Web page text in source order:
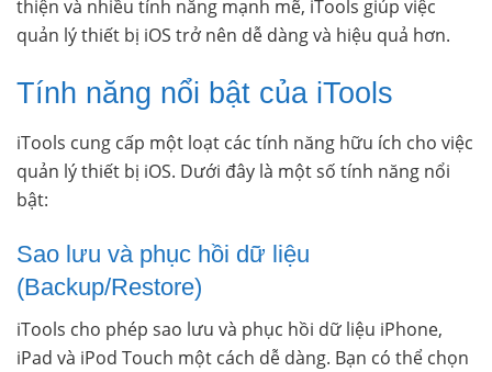
thiện và nhiều tính năng mạnh mẽ, iTools giúp việc
quản lý thiết bị iOS trở nên dễ dàng và hiệu quả hơn.
Tính năng nổi bật của iTools
iTools cung cấp một loạt các tính năng hữu ích cho việc
quản lý thiết bị iOS. Dưới đây là một số tính năng nổi
bật:
Sao lưu và phục hồi dữ liệu
(Backup/Restore)
iTools cho phép sao lưu và phục hồi dữ liệu iPhone,
iPad và iPod Touch một cách dễ dàng. Bạn có thể chọn